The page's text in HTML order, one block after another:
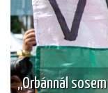
„Orbánnál